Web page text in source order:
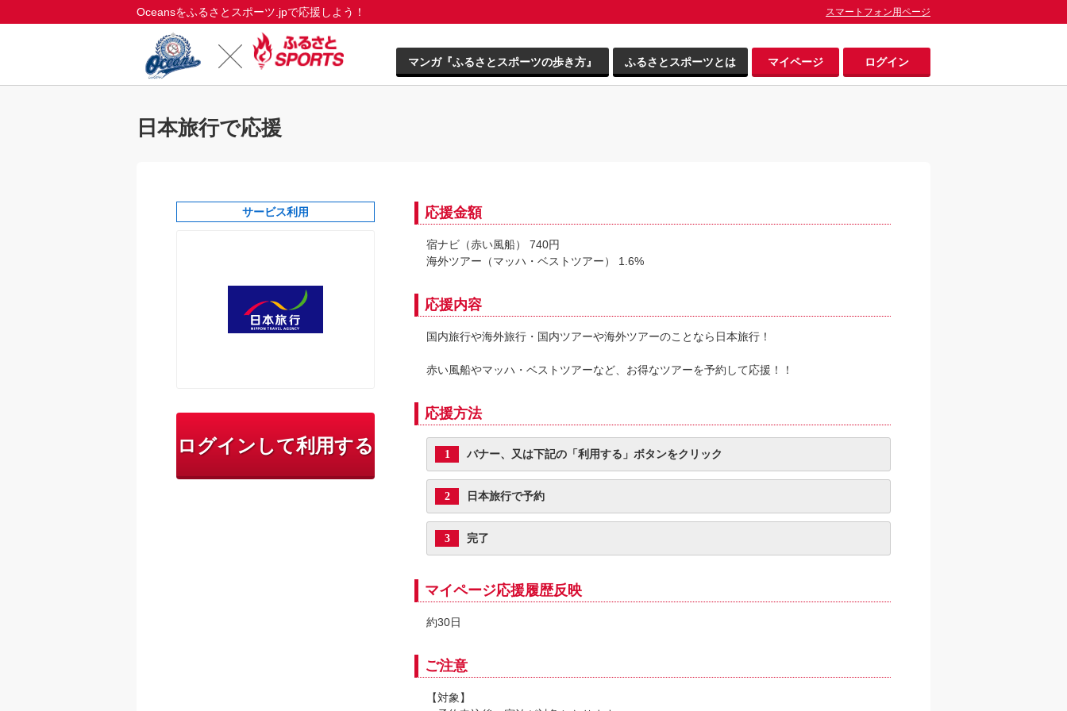
Oceansをふるさとスポーツ.jpで応援しよう！ スマートフォン用ページ
ログイン
マイページ
ふるさとスポーツとは
マンガ『ふるさとスポーツの歩き方』
日本旅行で応援
サービス利用
ログインして利用する
応援金額
宿ナビ（赤い風船） 740円
海外ツアー（マッハ・ベストツアー） 1.6%
応援内容
国内旅行や海外旅行・国内ツアーや海外ツアーのことなら日本旅行！
赤い風船やマッハ・ベストツアーなど、お得なツアーを予約して応援！！
応援方法
1 バナー、又は下記の「利用する」ボタンをクリック
2 日本旅行で予約
3 完了
マイページ応援履歴反映
約30日
ご注意
【対象】